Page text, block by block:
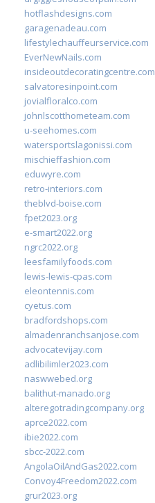
hotflashdesigns.com
garagenadeau.com
lifestylechauffeurservice.com
EverNewNails.com
insideoutdecoratingcentre.com
salvatoresinpoint.com
jovialfloralco.com
johnlscotthometeam.com
u-seehomes.com
watersportslagonissi.com
mischieffashion.com
eduwyre.com
retro-interiors.com
theblvd-boise.com
fpet2023.org
e-smart2022.org
ngrc2022.org
leesfamilyfoods.com
lewis-lewis-cpas.com
eleontennis.com
cyetus.com
bradfordshops.com
almadenranchsanjose.com
advocatevijay.com
adlibilimler2023.com
naswwebed.org
balithut-manado.org
alteregotradingcompany.org
aprce2022.com
ibie2022.com
sbcc-2022.com
AngolaOilAndGas2022.com
Convoy4Freedom2022.com
grur2023.org